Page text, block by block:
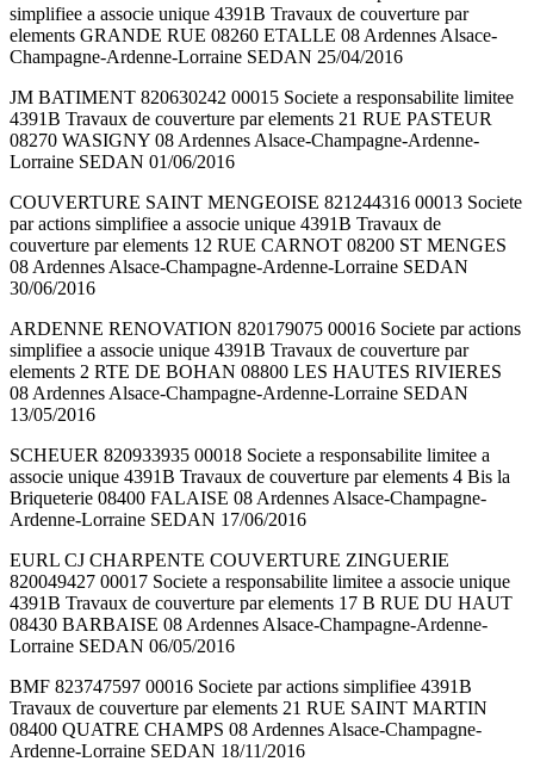
simplifiee a associe unique 4391B Travaux de couverture par
elements GRANDE RUE 08260 ETALLE 08 Ardennes Alsace-
Champagne-Ardenne-Lorraine SEDAN 25/04/2016
JM BATIMENT 820630242 00015 Societe a responsabilite limitee
4391B Travaux de couverture par elements 21 RUE PASTEUR
08270 WASIGNY 08 Ardennes Alsace-Champagne-Ardenne-
Lorraine SEDAN 01/06/2016
COUVERTURE SAINT MENGEOISE 821244316 00013 Societe
par actions simplifiee a associe unique 4391B Travaux de
couverture par elements 12 RUE CARNOT 08200 ST MENGES
08 Ardennes Alsace-Champagne-Ardenne-Lorraine SEDAN
30/06/2016
ARDENNE RENOVATION 820179075 00016 Societe par actions
simplifiee a associe unique 4391B Travaux de couverture par
elements 2 RTE DE BOHAN 08800 LES HAUTES RIVIERES
08 Ardennes Alsace-Champagne-Ardenne-Lorraine SEDAN
13/05/2016
SCHEUER 820933935 00018 Societe a responsabilite limitee a
associe unique 4391B Travaux de couverture par elements 4 Bis la
Briqueterie 08400 FALAISE 08 Ardennes Alsace-Champagne-
Ardenne-Lorraine SEDAN 17/06/2016
EURL CJ CHARPENTE COUVERTURE ZINGUERIE
820049427 00017 Societe a responsabilite limitee a associe unique
4391B Travaux de couverture par elements 17 B RUE DU HAUT
08430 BARBAISE 08 Ardennes Alsace-Champagne-Ardenne-
Lorraine SEDAN 06/05/2016
BMF 823747597 00016 Societe par actions simplifiee 4391B
Travaux de couverture par elements 21 RUE SAINT MARTIN
08400 QUATRE CHAMPS 08 Ardennes Alsace-Champagne-
Ardenne-Lorraine SEDAN 18/11/2016